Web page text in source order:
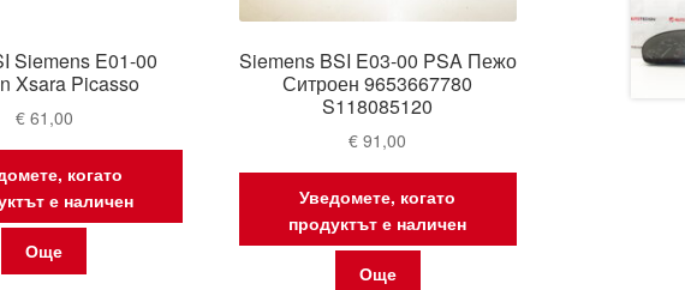
Siemens E01-00
Xsara Picasso
€61,00
когато
е наличен
Още
Siemens BSI E03-00 PSA Пежо
Ситроен 9653667780
S118085120
€ 91,00
Уведомете, когато
продуктът е наличен
Още